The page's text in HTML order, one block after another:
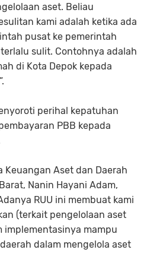
aset. Beliau
kami adalah ketika ada
pusat ke pemerintah
sulit. Contohnya adalah
di Kota Depok kepada
perihal kepatuhan
PBB kepada
Keuangan Aset dan Daerah
Nanin Hayani Adam,
RUU ini membuat kami
(terkait pengelolaan aset
implementasinya mampu
dalam mengelola aset